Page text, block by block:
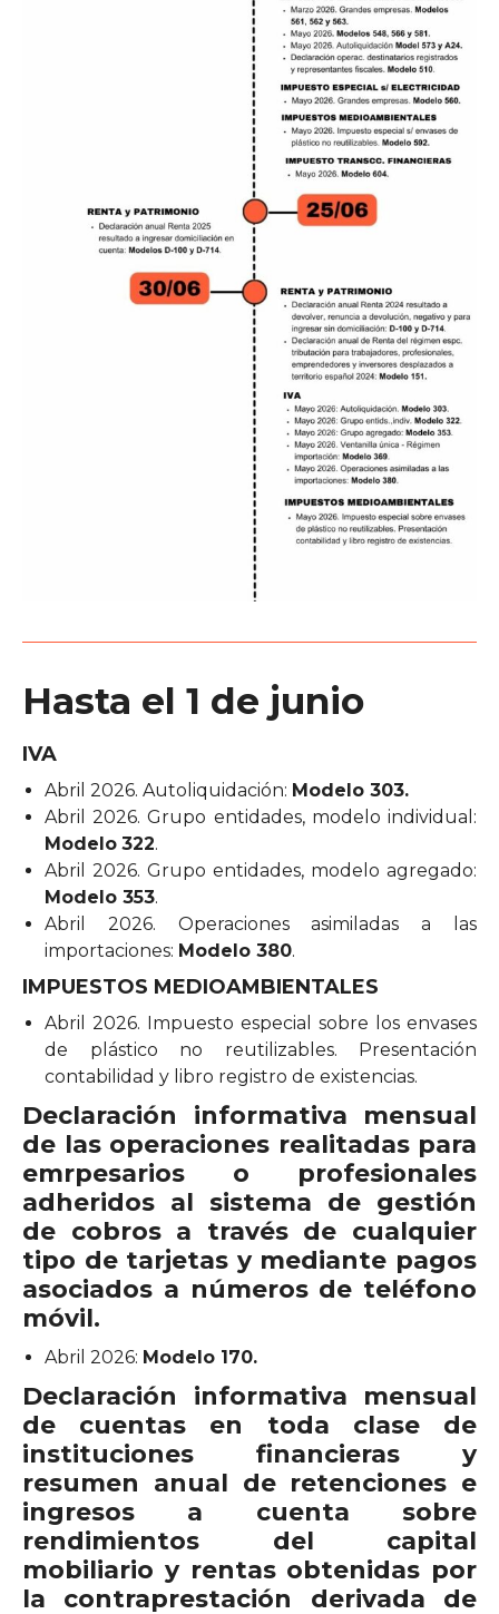
Hasta el 1 de junio
IVA
Abril 2026. Autoliquidación: Modelo 303.
Abril 2026. Grupo entidades, modelo individual:
Modelo 322.
Abril 2026. Grupo entidades, modelo agregado:
Modelo 353.
Abril 2026. Operaciones asimiladas a las
importaciones: Modelo 380.
IMPUESTOS MEDIOAMBIENTALES
Abril 2026. Impuesto especial sobre los envases
de plástico no reutilizables. Presentación
contabilidad y libro registro de existencias.
Declaración informativa mensual
de las operaciones realitadas para
emrpesarios o profesionales
adheridos al sistema de gestión
de cobros a través de cualquier
tipo de tarjetas y mediante pagos
asociados a números de teléfono
móvil.
Abril 2026: Modelo 170.
Declaración informativa mensual
de cuentas en toda clase de
instituciones financieras y
resumen anual de retenciones e
ingresos a cuenta sobre
rendimientos del capital
mobiliario y rentas obtenidas por
la contraprestación derivada de